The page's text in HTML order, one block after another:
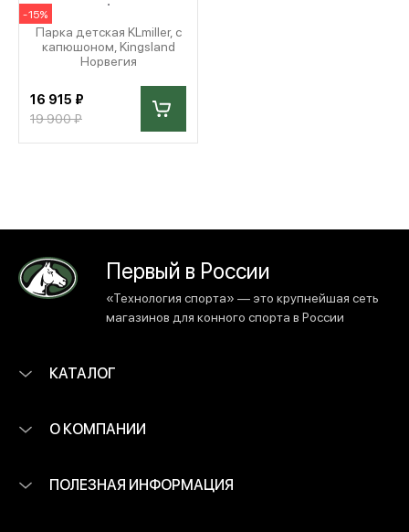
-15%
Парка детская KLmiller, с
капюшоном, Kingsland
Норвегия
16 915 ₽
19 900 ₽
Первый в России
«Технология спорта» — это крупнейшая сеть
магазинов для конного спорта в России
КАТАЛОГ
О КОМПАНИИ
ПОЛЕЗНАЯ ИНФОРМАЦИЯ